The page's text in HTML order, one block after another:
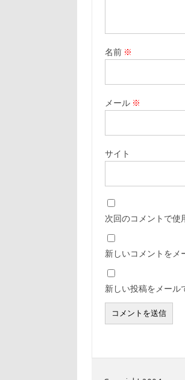
名前 ※
メール ※
サイト
次回のコメントで使
新しいコメントをメ
新しい投稿をメール